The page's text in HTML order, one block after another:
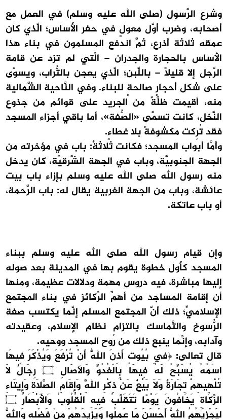
وشرع الرَّسول (صلى الله عليه وسلم) في العمل مع
أصحابه، وضرب أوَّل معولٍ في حفر الأساس؛ الَّذي كان
عمقه ثلاثة أذرع، ثمَّ اندفع المسلمون في بناء هذا
الأساس بالحجارة والجدران – الَّتي لم تزد عن قامة
الرَّجل إلا قليلاً – باللَّبن؛ الَّذي يعجن بالتُّراب، ويسوَّى
على شكل أحجارٍ صالحةٍ للبناء. وفي النَّاحية الشَّمالية
منه، أقيمت ظلَّةٌ من الجريد على قوائم من جذوع
النَّخل، كانت تسمَّى «الصُّفة»، أما باقي أجزاء المسجد
فقد تُرِكت مكشوفةً بلا غطاءٍ.
وأمَّا أبواب المسجد؛ فكانت ثلاثةٌ: باب في مؤخرته من
الجهة الجنوبيَّة، وباب في الجهة الشَّرقيَّة، كان يدخل
منه رسول الله صلى الله عليه وسلم بإزاء باب بيت
عائشة، وباب من الجهة الغربية يقال له: باب الرَّحمة،
أو باب عاتكة.
وإن قيام رسول الله صلى الله عليه وسلم ببناء
المسجد كأول خطوة يقوم بها في المدينة بعد صوله
إليها مباشرة، فيه دروس مهمة ودلالات عظيمة، ومنها
أن إقامة المساجد من أهمِّ الرَّكائز في بناء المجتمع
الإسلاميِّ؛ ذلك أنَّ المجتمع المسلم إنَّما يكتسب صفة
الرُّسوخ والتَّماسك بالتزام نظام الإسلام، وعقيدته
وآدابه، وإنَّما ينبع ذلك من رُوح المسجد ووحيه.
قال تعالى: ﴿فِي بُيُوتٍ أَذِنَ اللَّهُ أَنْ تُرْفَعَ وَيُذْكَرَ فِيهَا
اسْمُهُ يُسَبِّحُ لَهُ فِيهَا بِالْغُدُوِّ وَالآصَالِ ۝ رِجَالٌ لاَ
تُلْهِيهِمْ تِجَارَةٌ وَلاَ بَيْعٌ عَنْ ذِكْرِ اللَّهِ وَإِقَامِ الصَّلاَةِ وَإِيتَاءِ
الزَّكَاةِ يَخَافُونَ يَوْمًا تَتَقَلَّبُ فِيهِ الْقُلُوبُ وَالأَبْصَارُ ۝
لِيَجْزِيَهُمُ اللَّهُ أَحْسَنَ مَا عَمِلُوا وَيَزِيدَهُمْ مِنْ فَضْلِهِ وَاللَّهُ